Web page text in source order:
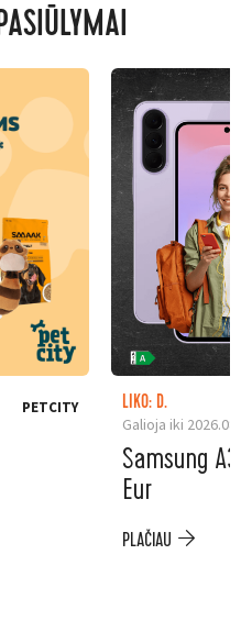
PETCITY
LIKO: D.
Galioja iki
Samsung
Eur
PLAČIAU